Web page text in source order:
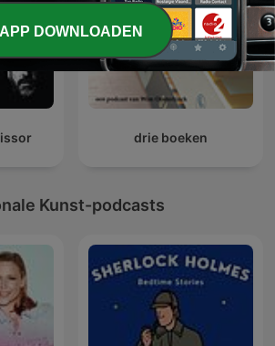
drie boeken
Kunst-podcasts
APP DOWNLOADEN